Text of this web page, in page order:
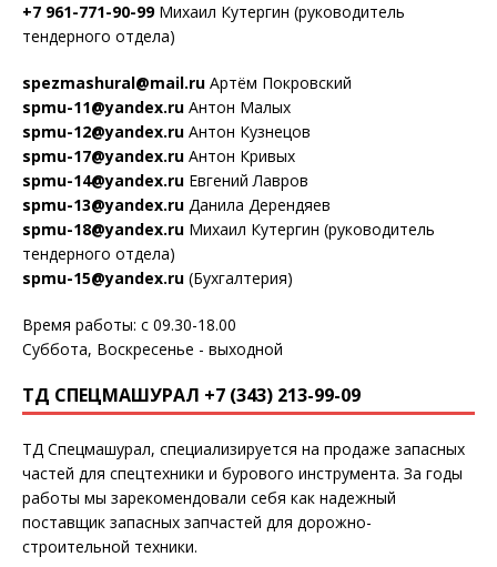
+7 961-771-90-99Михаил Кутергин (руководитель
тендерного отдела)
spezmashural@mail.ru Артём Покровский
spmu-11@yandex.ru Антон Малых
spmu-12@yandex.ru Антон Кузнецов
spmu-17@yandex.ru Антон Кривых
spmu-14@yandex.ru Евгений Лавров
spmu-13@yandex.ru Данила Дерендяев
spmu-18@yandex.ru Михаил Кутергин (руководитель
тендерного отдела)
spmu-15@yandex.ru (Бухгалтерия)
Время работы: с 09.30-18.00
Суббота, Воскресенье - выходной
ТД СПЕЦМАШУРАЛ +7 (343) 213-99-09
ТД Спецмашурал, специализируется на продаже запасных
частей для спецтехники и бурового инструмента. За годы
работы мы зарекомендовали себя как надежный
поставщик запасных запчастей для дорожно-
строительной техники.